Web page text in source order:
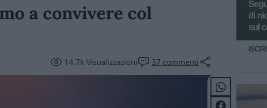
a convivere col
14.7kVisualizzazioni 37 commenti